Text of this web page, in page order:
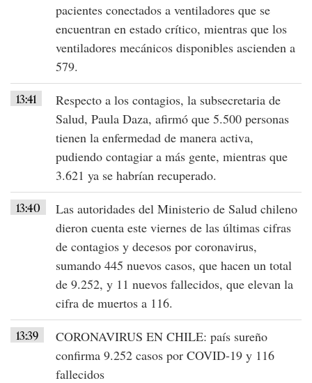
pacientes conectados a ventiladores que se
encuentran en estado crítico, mientras que los
ventiladores mecánicos disponibles ascienden a
579.
13:41
Respecto a los contagios, la subsecretaria de
Salud, Paula Daza, afirmó que 5.500 personas
tienen la enfermedad de manera activa,
pudiendo contagiar a más gente, mientras que
3.621 ya se habrían recuperado.
13:40
Las autoridades del Ministerio de Salud chileno
dieron cuenta este viernes de las últimas cifras
de contagios y decesos por coronavirus,
sumando 445 nuevos casos, que hacen un total
de 9.252, y 11 nuevos fallecidos, que elevan la
cifra de muertos a 116.
13:39
CORONAVIRUS EN CHILE: país sureño
confirma 9.252 casos por COVID-19 y 116
fallecidos